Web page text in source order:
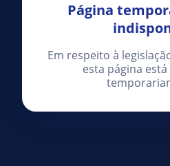
Página
Em respeito à
esta página